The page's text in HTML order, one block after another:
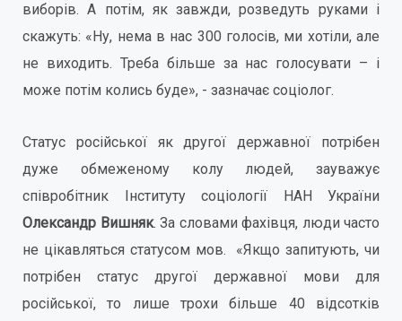
виборів. А потім, як завжди, розведуть руками і
скажуть: «Ну, нема в нас 300 голосів, ми хотіли, але
не виходить. Треба більше за нас голосувати – і
може потім колись буде», - зазначає соціолог.
Статус російської як другої державної потрібен
дуже обмеженому колу людей, зауважує
співробітник Інституту соціології НАН України
Олександр Вишняк. За словами фахівця, люди часто
не цікавляться статусом мов. «Якщо запитують, чи
потрібен статус другої державної мови для
російської, то лише трохи більше 40 відсотків